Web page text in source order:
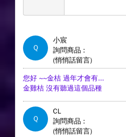
Q
小宸
詢問商品 :
(悄悄話留言)
您好 ~~金桔 過年才會有...
金雞桔 沒有聽過這個品種
Q
CL
詢問商品 :
(悄悄話留言)